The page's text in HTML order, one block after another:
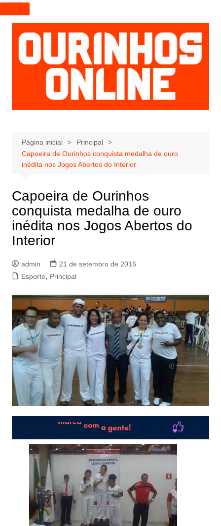
I
r
p
a
r
a
e
ú
d
Página inicial
Principal
Capoeira de Ourinhos conquista medalha de ouro
inédita nos Jogos Abertos do Interior
Capoeira de Ourinhos
conquista medalha de ouro
inédita nos Jogos Abertos do
Interior
admin
21 de setembro de 2016
Esporte
Principal